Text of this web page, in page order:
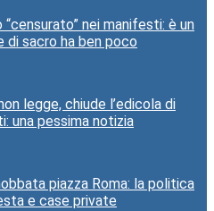
“censurato” nei manifesti: è un
sacro ha ben poco
legge, chiude l’edicola di
una pessima notizia
piazza Roma: la politica
e case private